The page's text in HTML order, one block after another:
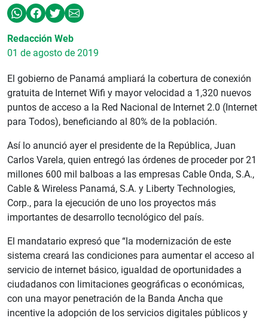
Redacción Web
01 de agosto de 2019
El gobierno de Panamá ampliará la cobertura de conexión
gratuita de Internet Wifi y mayor velocidad a 1,320 nuevos
puntos de acceso a la Red Nacional de Internet 2.0 (Internet
para Todos), beneficiando al 80% de la población.
Así lo anunció ayer el presidente de la República, Juan
Carlos Varela, quien entregó las órdenes de proceder por 21
millones 600 mil balboas a las empresas Cable Onda, S.A.,
Cable & Wireless Panamá, S.A. y Liberty Technologies,
Corp., para la ejecución de uno los proyectos más
importantes de desarrollo tecnológico del país.
El mandatario expresó que “la modernización de este
sistema creará las condiciones para aumentar el acceso al
servicio de internet básico, igualdad de oportunidades a
ciudadanos con limitaciones geográficas o económicas,
con una mayor penetración de la Banda Ancha que
incentive la adopción de los servicios digitales públicos y